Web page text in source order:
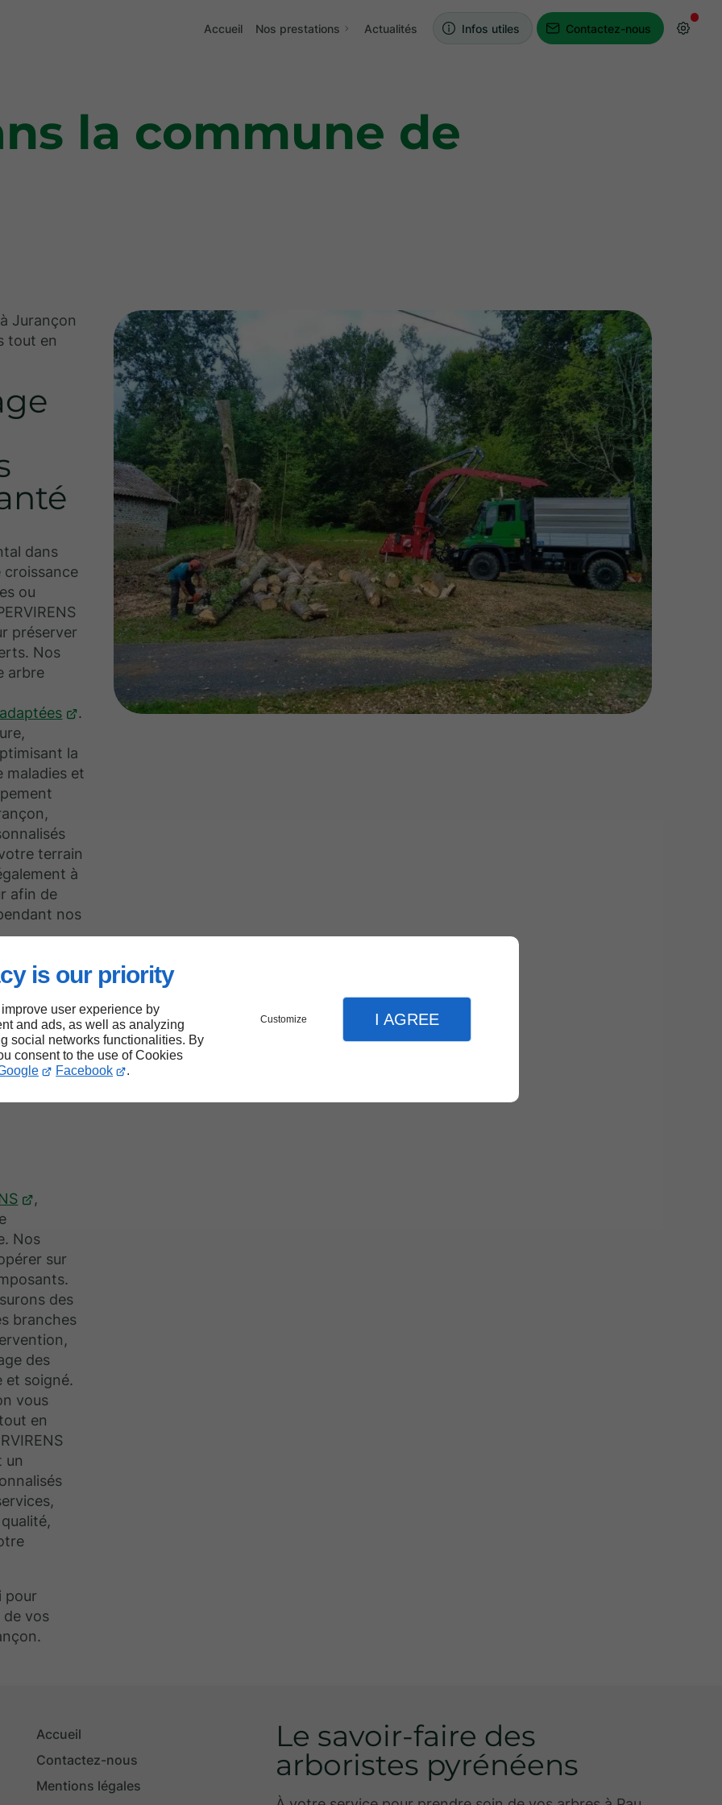
is our priority
user experience by
and ads, as well as analyzing
social networks functionalities. By
consent to the use of Cookies
Facebook .
Customize I AGREE
Accueil Nos prestations Actualités Infos utiles Contactez-nous
la commune de
Jurançon
tout en
dans
ou
préserver
Nos
arbre
.
la
maladies et
terrain
à
afin de
nos
à
,
Nos
sur
des
branches
des
et soigné.
vous
en
un
pour
de vos
Accueil
Contactez-nous
Mentions légales
Le savoir-faire des
arboristes pyrénéens